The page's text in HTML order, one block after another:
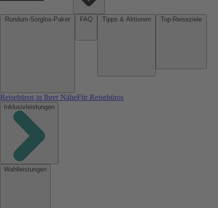
Reisebüros in Ihrer NäheFür Reisebüros
Inklusivleistungen
Wahlleistungen